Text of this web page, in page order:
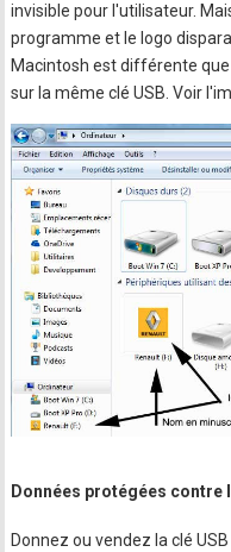
invisible pour l'utilisateur.
programme et le logo
Macintosh est différente
sur la même clé USB. Voir
Données protégées contre
Donnez ou vendez la clé